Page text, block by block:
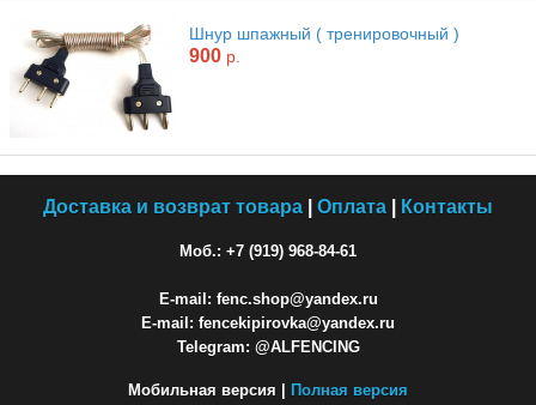
Шнур шпажный ( тренировочный )
900 р.
Доставка и возврат товара Оплата Контакты
Моб.: +7 (919) 968-84-61
E-mail: fenc.shop@yandex.ru
E-mail: fencekipirovka@yandex.ru
Telegram: @ALFENCING
Мобильная версия | Полная версия